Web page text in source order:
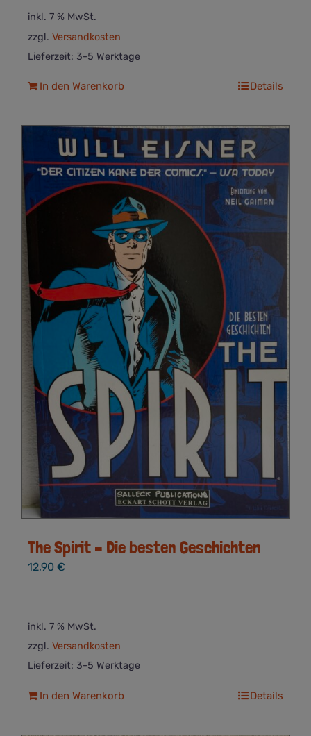
inkl. 7 % MwSt.
zzgl. Versandkosten
Lieferzeit: 3-5 Werktage
In den Warenkorb Details
The Spirit – Die besten Geschichten
12,90 €
inkl. 7 % MwSt.
zzgl. Versandkosten
Lieferzeit: 3-5 Werktage
In den Warenkorb Details